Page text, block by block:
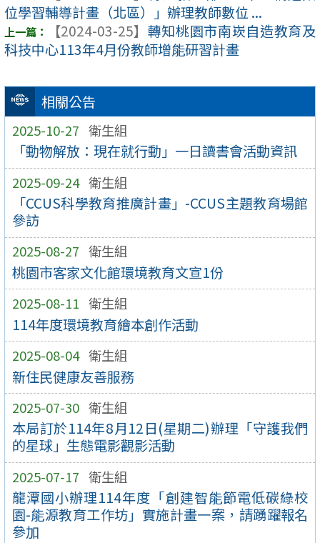
相關公告
2025-10-27 衛生組
「動物解放：現在就行動」一日讀書會活動資訊
2025-09-24 衛生組
「CCUS科學教育推廣計畫」-CCUS主題教育場館
參訪
2025-08-27 衛生組
桃園市客家文化館環境教育文宣1份
2025-08-11 衛生組
114年度環境教育繪本創作活動
2025-08-04 衛生組
新住民健康友善服務
2025-07-30 衛生組
本局訂於114年8月12日(星期二)辦理「守護我們
的星球」生態電影觀影活動
2025-07-17 衛生組
龍潭國小辦理114年度「創建智能節電低碳綠校
園-能源教育工作坊」實施計畫一案，請踴躍報名
參加
位學習輔導計畫（北區）」辦理教師數位 ...
【2024-03-25】 轉知桃園市南崁自造教育及
科技中心113年4月份教師增能研習計畫